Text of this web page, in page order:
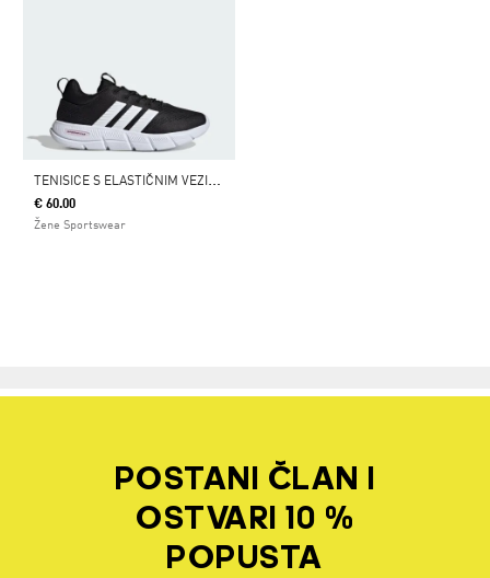
T
ENISICE S ELASTIČNIM VEZICAMA CLOUDFOAM FLEX
€ 60.00
Žene Sportswear
POSTANI ČLAN I
OSTVARI 10 %
POPUSTA